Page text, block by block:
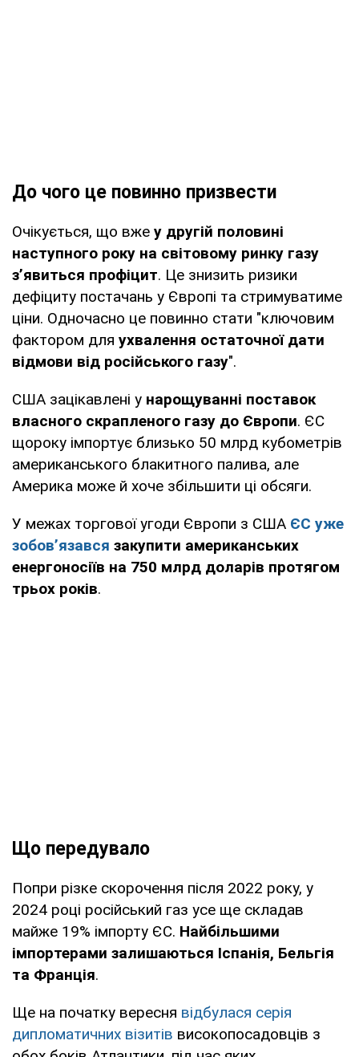
До чого це повинно призвести
Очікується, що вже у другій половині
наступного року на світовому ринку газу
з’явиться профіцит. Це знизить ризики
дефіциту постачань у Європі та стримуватиме
ціни. Одночасно це повинно стати "ключовим
фактором для ухвалення остаточної дати
відмови від російського газу".
США зацікавлені у нарощуванні поставок
власного скрапленого газу до Європи. ЄС
щороку імпортує близько 50 млрд кубометрів
американського блакитного палива, але
Америка може й хоче збільшити ці обсяги.
У межах торгової угоди Європи з США ЄС уже
зобов’язався закупити американських
енергоносіїв на 750 млрд доларів протягом
трьох років.
Що передувало
Попри різке скорочення після 2022 року, у
2024 році російський газ усе ще складав
майже 19% імпорту ЄС. Найбільшими
імпортерами залишаються Іспанія, Бельгія
та Франція.
Ще на початку вересня відбулася серія
дипломатичних візитів високопосадовців з